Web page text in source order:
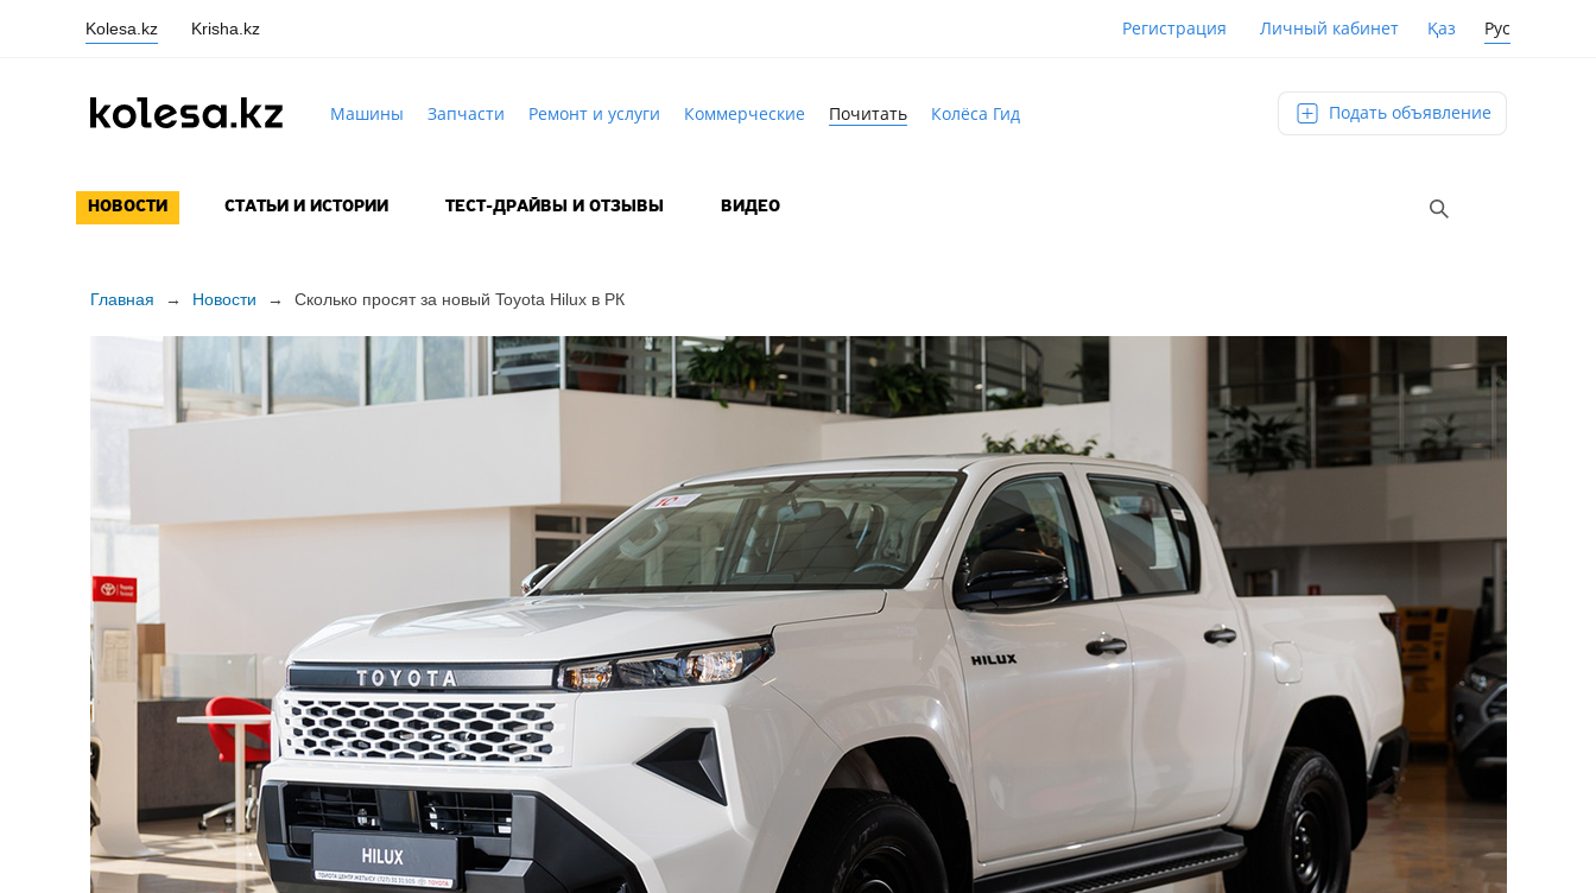
Kolesa.kz Krisha.kz Регистрация Личный кабинет Қаз Рус
Машины Запчасти Ремонт и услуги Коммерческие Почитать Колёса Гид Подать объявление
НОВОСТИ СТАТЬИ И ИСТОРИИ ТЕСТ-ДРАЙВЫ И ОТЗЫВЫ ВИДЕО
Главная → Новости → Сколько просят за новый Toyota Hilux в РК